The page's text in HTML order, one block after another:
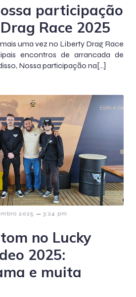
participação
Race 2025
uma vez no Liberty Drag Race
encontros de arrancada de
Nossa participação na[…]
2025 – 3:24 pm
no Lucky
2025:
e muita